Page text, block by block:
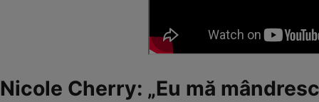
Nicole Cherry: „Eu mă